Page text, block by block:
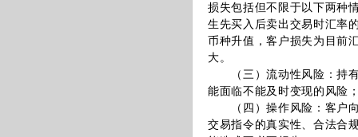
损失包括但不限于以下两种
生先买入后卖出交易时汇率
币种升值，客户损失为目前
大。
（三）流动性风险：持有
能面临不能及时变现的风险
（四）操作风险：客户向
交易指令的真实性、合法合